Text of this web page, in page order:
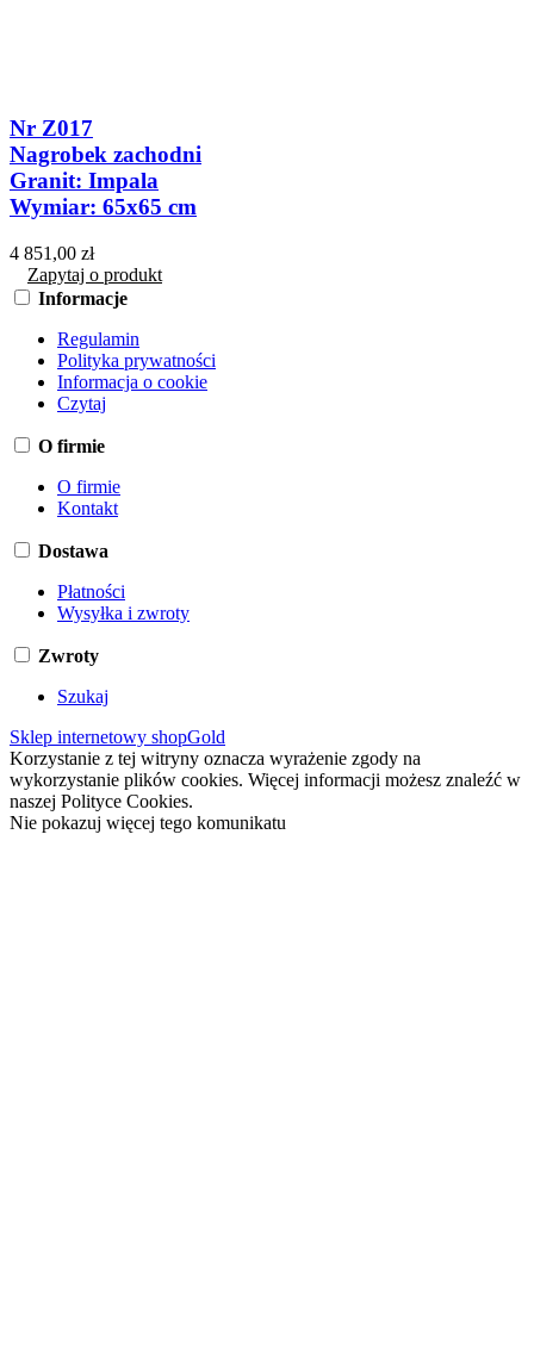
Nr Z017
Nagrobek zachodni
Granit: Impala
Wymiar: 65x65 cm
4 851,00 zł
Zapytaj o produkt
Informacje
Regulamin
Polityka prywatności
Informacja o cookie
Czytaj
O firmie
O firmie
Kontakt
Dostawa
Płatności
Wysyłka i zwroty
Zwroty
Szukaj
Sklep internetowy shopGold
Korzystanie z tej witryny oznacza wyrażenie zgody na
wykorzystanie plików cookies. Więcej informacji możesz znaleźć w
naszej Polityce Cookies.
Nie pokazuj więcej tego komunikatu